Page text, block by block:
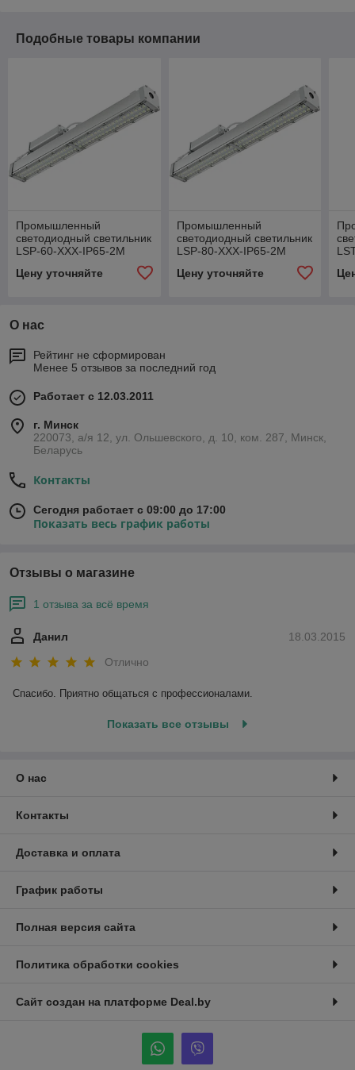
Подобные товары компании
Промышленный
светодиодный светильник
LSP-60-ХХХ-IP65-2M
Цену уточняйте
Промышленный
светодиодный светильник
LSP-80-ХХХ-IP65-2M
Цену уточняйте
О нас
Рейтинг не сформирован
Менее 5 отзывов за последний год
Работает с 12.03.2011
г. Минск
220073, а/я 12, ул. Ольшевского, д. 10, ком. 287, Минск,
Беларусь
Контакты
Сегодня работает с 09:00 до 17:00
Показать весь график работы
Отзывы о магазине
1 отзыва за всё время
18.03.2015
Данил
Отлично
Спасибо. Приятно общаться с профессионалами.
Показать все отзывы
О нас
Контакты
Доставка и оплата
График работы
Полная версия сайта
Политика обработки cookies
Сайт создан на платформе Deal.by